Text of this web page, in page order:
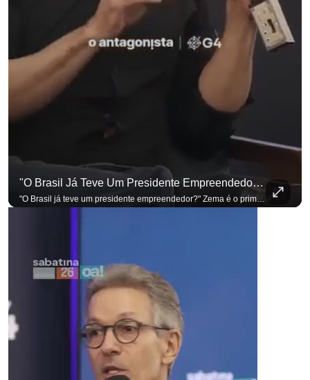
"O Brasil Já Teve Um Presidente Empreendedor?"
"O Brasil já teve um presidente empreendedor?" Zema é o primeiro a sentar na cadeira. Outros três presidenciáveis ainda vão passar por ela. A Sabatina Presidencial está no ar, com perguntas que vieram de uma pesquisa inédita com empresários. Acompanhe AO VIVO no YouTube do G4 Business. Se você busca informação com credibilidade, inscreva-se agora e ative o